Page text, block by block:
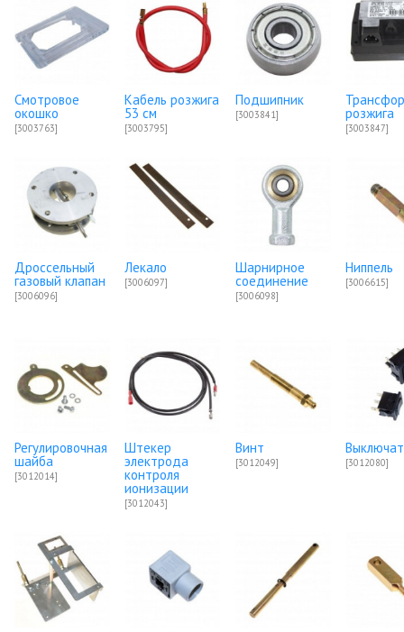
Смотровое
окошко
[3003763]
Кабель розжига
53 см
[3003795]
Подшипник
[3003841] розжига
[3003847]
Дроссельный
газовый клапан
[3006096]
Лекало
[3006097]
Шарнирное
соединение
[3006098]
Ниппель
[3006615]
Регулировочная
шайба
[3012014]
Штекер
электрода
контроля
ионизации
[3012043]
Винт
[3012049] [3012080]